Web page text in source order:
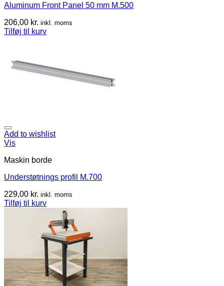
Aluminum Front Panel 50 mm M.500
206,00 kr. inkl. moms
Tilføj til kurv
Add to wishlist
Vis
Maskin borde
Understøtnings profil M.700
229,00 kr. inkl. moms
Tilføj til kurv